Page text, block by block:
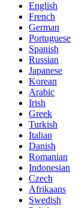
English
French
German
Portuguese
Spanish
Russian
Japanese
Korean
Arabic
Irish
Greek
Turkish
Italian
Danish
Romanian
Indonesian
Czech
Afrikaans
Swedish